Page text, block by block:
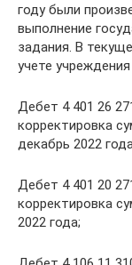
году были
выполнение
задания. В
учете
Дебет 4 401 26
корректировка
декабрь 2022
Дебет 4 401 20
корректировка
2022 года;